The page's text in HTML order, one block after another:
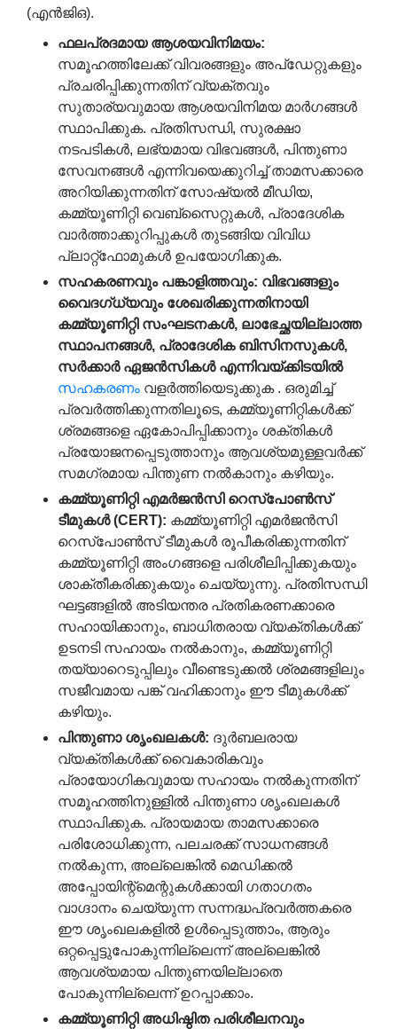
(എൻ‌ജി‌ഒ).
ഫലപ്രദമായ ആശയവിനിമയം:
സമൂഹത്തിലേക്ക് വിവരങ്ങളും അപ്‌ഡേറ്റുകളും
പ്രചരിപ്പിക്കുന്നതിന് വ്യക്തവും
സുതാര്യവുമായ ആശയവിനിമയ മാർഗങ്ങൾ
സ്ഥാപിക്കുക. പ്രതിസന്ധി, സുരക്ഷാ
നടപടികൾ, ലഭ്യമായ വിഭവങ്ങൾ, പിന്തുണാ
സേവനങ്ങൾ എന്നിവയെക്കുറിച്ച് താമസക്കാരെ
അറിയിക്കുന്നതിന് സോഷ്യൽ മീഡിയ,
കമ്മ്യൂണിറ്റി വെബ്‌സൈറ്റുകൾ, പ്രാദേശിക
വാർത്താക്കുറിപ്പുകൾ തുടങ്ങിയ വിവിധ
പ്ലാറ്റ്‌ഫോമുകൾ ഉപയോഗിക്കുക.
സഹകരണവും പങ്കാളിത്തവും: വിഭവങ്ങളും
വൈദഗ്ധ്യവും ശേഖരിക്കുന്നതിനായി
കമ്മ്യൂണിറ്റി സംഘടനകൾ, ലാഭേച്ഛയില്ലാത്ത
സ്ഥാപനങ്ങൾ, പ്രാദേശിക ബിസിനസുകൾ,
സർക്കാർ ഏജൻസികൾ എന്നിവയ്ക്കിടയിൽ
സഹകരണം വളർത്തിയെടുക്കുക . ഒരുമിച്ച്
പ്രവർത്തിക്കുന്നതിലൂടെ, കമ്മ്യൂണിറ്റികൾക്ക്
ശ്രമങ്ങളെ ഏകോപിപ്പിക്കാനും ശക്തികൾ
പ്രയോജനപ്പെടുത്താനും ആവശ്യമുള്ളവർക്ക്
സമഗ്രമായ പിന്തുണ നൽകാനും കഴിയും.
കമ്മ്യൂണിറ്റി എമർജൻസി റെസ്പോൺസ്
ടീമുകൾ(CERT): കമ്മ്യൂണിറ്റി എമർജൻസി
റെസ്‌പോൺസ് ടീമുകൾ രൂപീകരിക്കുന്നതിന്
കമ്മ്യൂണിറ്റി അംഗങ്ങളെ പരിശീലിപ്പിക്കുകയും
ശാക്തീകരിക്കുകയും ചെയ്യുന്നു. പ്രതിസന്ധി
ഘട്ടങ്ങളിൽ അടിയന്തര പ്രതികരണക്കാരെ
സഹായിക്കാനും, ബാധിതരായ വ്യക്തികൾക്ക്
ഉടനടി സഹായം നൽകാനും, കമ്മ്യൂണിറ്റി
തയ്യാറെടുപ്പിലും വീണ്ടെടുക്കൽ ശ്രമങ്ങളിലും
സജീവമായ പങ്ക് വഹിക്കാനും ഈ ടീമുകൾക്ക്
കഴിയും.
പിന്തുണാ ശൃംഖലകൾ: ദുർബലരായ
വ്യക്തികൾക്ക് വൈകാരികവും
പ്രായോഗികവുമായ സഹായം നൽകുന്നതിന്
സമൂഹത്തിനുള്ളിൽ പിന്തുണാ ശൃംഖലകൾ
സ്ഥാപിക്കുക. പ്രായമായ താമസക്കാരെ
പരിശോധിക്കുന്ന, പലചരക്ക് സാധനങ്ങൾ
നൽകുന്ന, അല്ലെങ്കിൽ മെഡിക്കൽ
അപ്പോയിന്റ്മെന്റുകൾക്കായി ഗതാഗതം
വാഗ്ദാനം ചെയ്യുന്ന സന്നദ്ധപ്രവർത്തകരെ
ഈ ശൃംഖലകളിൽ ഉൾപ്പെടുത്താം, ആരും
ഒറ്റപ്പെട്ടുപോകുന്നില്ലെന്ന് അല്ലെങ്കിൽ
ആവശ്യമായ പിന്തുണയില്ലാതെ
പോകുന്നില്ലെന്ന് ഉറപ്പാക്കാം.
കമ്മ്യൂണിറ്റി അധിഷ്ഠിത പരിശീലനവും